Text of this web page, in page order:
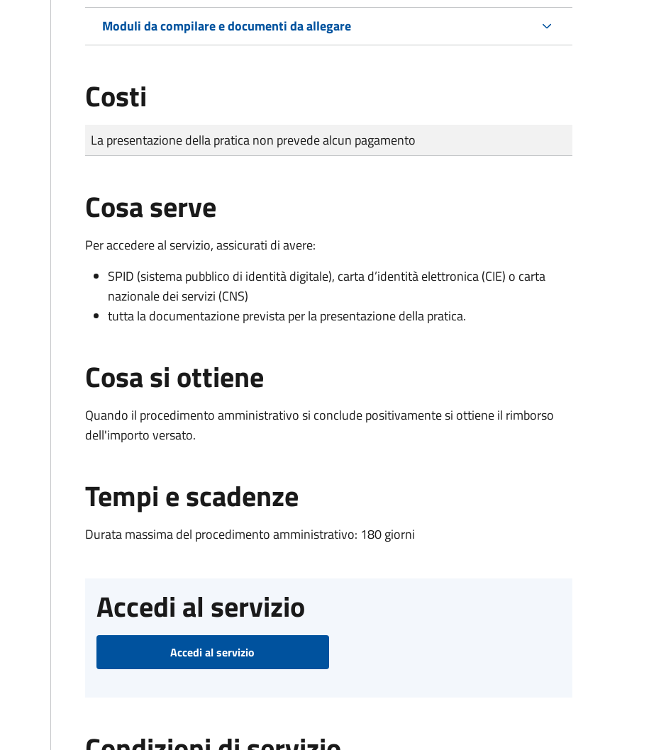
Moduli da compilare e documenti da allegare
Costi
Tipo di pagamento
Importo
La presentazione della pratica non prevede alcun pagamento
Cosa serve
Per accedere al servizio, assicurati di avere:
SPID (sistema pubblico di identità digitale), carta d’identità elettronica (CIE) o carta
nazionale dei servizi (CNS)
tutta la documentazione prevista per la presentazione della pratica.
Cosa si ottiene
Quando il procedimento amministrativo si conclude positivamente si ottiene il rimborso
dell'importo versato.
Tempi e scadenze
Durata massima del procedimento amministrativo: 180 giorni
Accedi al servizio
Accedi al servizio